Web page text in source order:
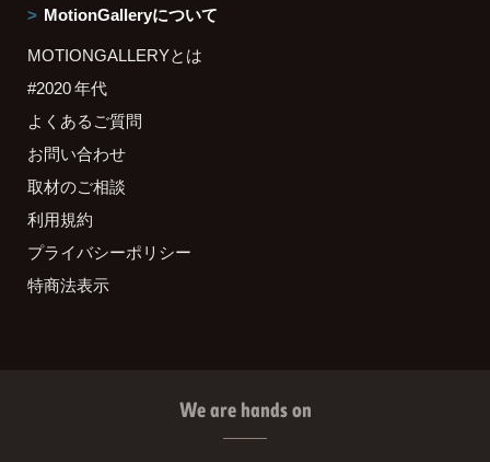
MotionGalleryについて
MOTIONGALLERYとは
#2020 年代
よくあるご質問
お問い合わせ
取材のご相談
利用規約
プライバシーポリシー
特商法表示
We are hands on